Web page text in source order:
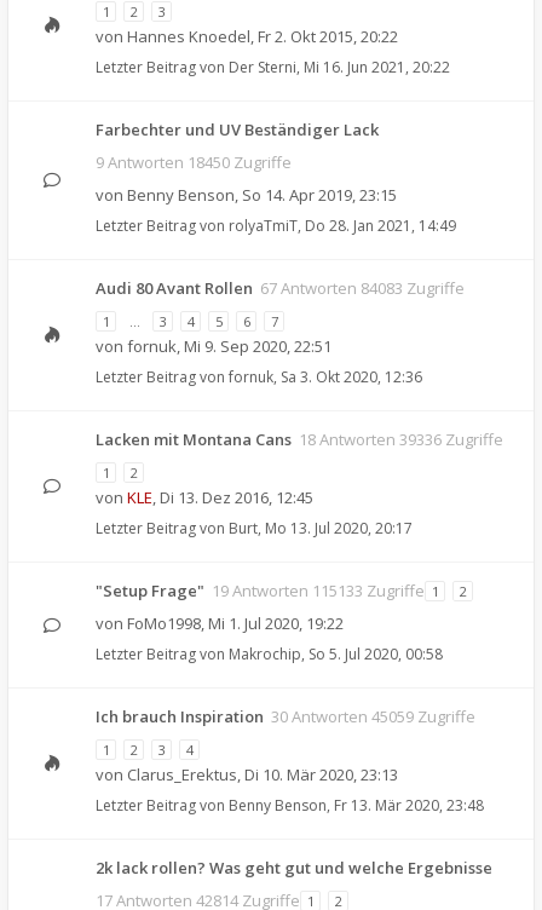
1 2 3
von Hannes Knoedel, Fr 2. Okt 2015, 20:22
Letzter Beitrag von Der Sterni, Mi 16. Jun 2021, 20:22
Farbechter und UV Beständiger Lack
9 Antworten 18450 Zugriffe
von Benny Benson, So 14. Apr 2019, 23:15
Letzter Beitrag von rolyaTmiT, Do 28. Jan 2021, 14:49
Audi 80 Avant Rollen 67 Antworten 84083 Zugriffe
1 … 3 4 5 6 7
von fornuk, Mi 9. Sep 2020, 22:51
Letzter Beitrag von fornuk, Sa 3. Okt 2020, 12:36
Lacken mit Montana Cans 18 Antworten 39336 Zugriffe
1 2
von KLE, Di 13. Dez 2016, 12:45
Letzter Beitrag von Burt, Mo 13. Jul 2020, 20:17
"Setup Frage" 19 Antworten 115133 Zugriffe 1 2
von FoMo1998, Mi 1. Jul 2020, 19:22
Letzter Beitrag von Makrochip, So 5. Jul 2020, 00:58
Ich brauch Inspiration 30 Antworten 45059 Zugriffe
1 2 3 4
von Clarus_Erektus, Di 10. Mär 2020, 23:13
Letzter Beitrag von Benny Benson, Fr 13. Mär 2020, 23:48
2k lack rollen? Was geht gut und welche Ergebnisse
17 Antworten 42814 Zugriffe 1 2